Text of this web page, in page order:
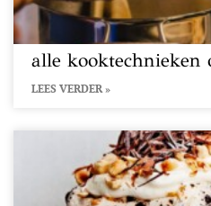
alle kooktechnieken
LEES VERDER »